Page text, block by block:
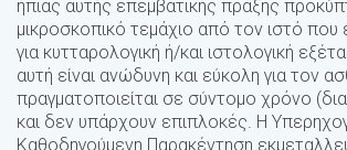
ήπιας αυτής επεμβατικής πράξης
μικροσκοπικό τεμάχιο από τον ιστό που
για κυτταρολογική ή/και ιστολογική
αυτή είναι ανώδυνη και εύκολη για τον
πραγματοποιείται σε σύντομο χρόνο
και δεν υπάρχουν επιπλοκές. Η
Καθοδηγούμενη Παρακέντηση